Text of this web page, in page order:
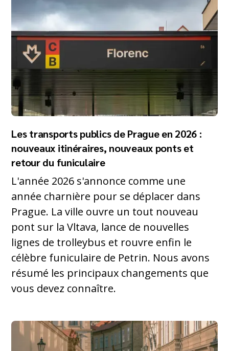
Les transports publics de Prague en 2026 :
nouveaux itinéraires, nouveaux ponts et
retour du funiculaire
L'année 2026 s'annonce comme une
année charnière pour se déplacer dans
Prague. La ville ouvre un tout nouveau
pont sur la Vltava, lance de nouvelles
lignes de trolleybus et rouvre enfin le
célèbre funiculaire de Petrin. Nous avons
résumé les principaux changements que
vous devez connaître.